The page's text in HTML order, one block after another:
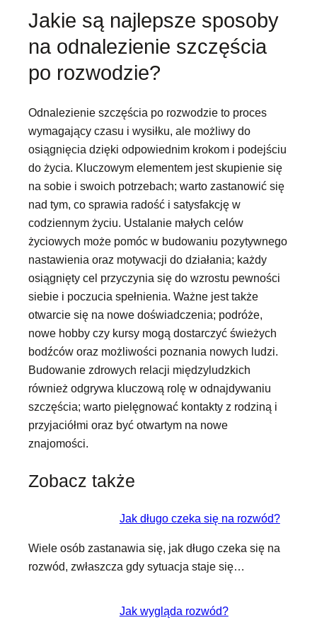
Jakie są najlepsze sposoby
na odnalezienie szczęścia
po rozwodzie?
Odnalezienie szczęścia po rozwodzie to proces
wymagający czasu i wysiłku, ale możliwy do
osiągnięcia dzięki odpowiednim krokom i podejściu
do życia. Kluczowym elementem jest skupienie się
na sobie i swoich potrzebach; warto zastanowić się
nad tym, co sprawia radość i satysfakcję w
codziennym życiu. Ustalanie małych celów
życiowych może pomóc w budowaniu pozytywnego
nastawienia oraz motywacji do działania; każdy
osiągnięty cel przyczynia się do wzrostu pewności
siebie i poczucia spełnienia. Ważne jest także
otwarcie się na nowe doświadczenia; podróże,
nowe hobby czy kursy mogą dostarczyć świeżych
bodźców oraz możliwości poznania nowych ludzi.
Budowanie zdrowych relacji międzyludzkich
również odgrywa kluczową rolę w odnajdywaniu
szczęścia; warto pielęgnować kontakty z rodziną i
przyjaciółmi oraz być otwartym na nowe
znajomości.
Zobacz także
Jak długo czeka się na rozwód?
Wiele osób zastanawia się, jak długo czeka się na
rozwód, zwłaszcza gdy sytuacja staje się…
Jak wygląda rozwód?